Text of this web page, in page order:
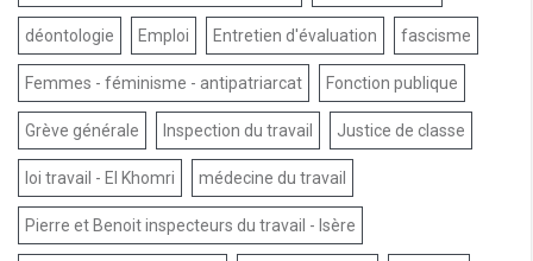
déontologie Emploi Entretien d'évaluation fascisme
Femmes - féminisme - antipatriarcat Fonction publique
Grève générale Inspection du travail Justice de classe
loi travail - El Khomri médecine du travail
Pierre et Benoit inspecteurs du travail - Isère